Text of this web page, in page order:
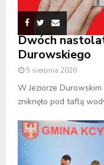
Dwóch
Durowskiego
5 sierpnia 2026
W Jeziorze
zniknęło pod taflą